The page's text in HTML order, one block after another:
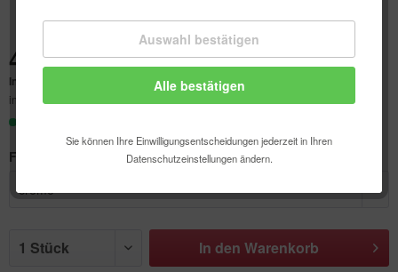
Technisch erforderlich
Komfortfunktionen
Auswahl bestätigen
Alle bestätigen
Sie können Ihre Einwilligungsentscheidungen jederzeit in Ihren
Datenschutzeinstellungen ändern.
4,64 € *
Inhalt:
inkl. MwSt.
Farbe:
In den Warenkorb